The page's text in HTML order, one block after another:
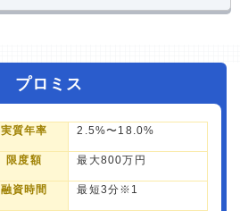
プロミス
実質年率 2.5%〜18.0%
限度額 最大800万円
融資時間 最短3分※1